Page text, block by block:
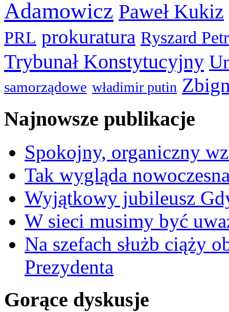
Adamowicz Paweł Kukiz
PRL prokuratura Ryszard
Trybunał Konstytucyjny
samorządowe władimir putin
Najnowsze publikacje
Spokojny, organiczny
Tak wygląda
Wyjątkowy jubileusz
W sieci musimy być
Na szefach służb ciąży
Prezydenta
Gorące dyskusje